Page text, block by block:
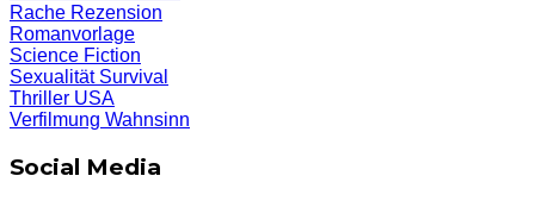
Rache Rezension
Romanvorlage
Science Fiction
Sexualität Survival
Thriller USA
Verfilmung Wahnsinn
Social Media